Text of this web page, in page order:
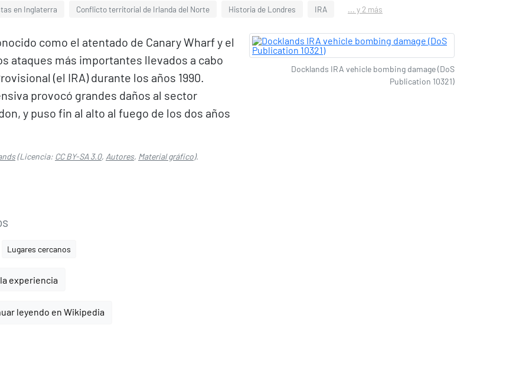
en Inglaterra Conflicto territorial de Irlanda del Norte Historia de Londres IRA ... y 2 más
como el atentado de Canary Wharf y el
ataques más importantes llevados a cabo
(el IRA) durante los años 1990.
provocó grandes daños al sector
y puso fin al alto al fuego de los dos años
(Licencia: CC BY-SA 3.0, Autores, Material gráfico).
Lugares cercanos
experiencia
leyendo en Wikipedia
Docklands IRA vehicle bombing damage (DoS
Publication 10321)